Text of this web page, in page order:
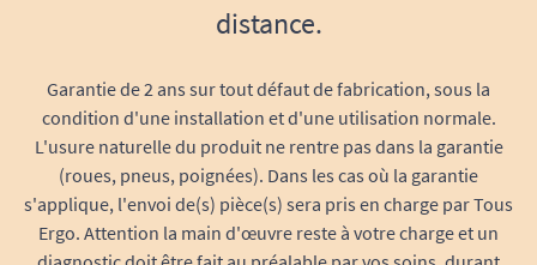
distance.
Garantie de 2 ans sur tout défaut de fabrication, sous la
condition d'une installation et d'une utilisation normale.
L'usure naturelle du produit ne rentre pas dans la garantie
(roues, pneus, poignées). Dans les cas où la garantie
s'applique, l'envoi de(s) pièce(s) sera pris en charge par Tous
Ergo. Attention la main d'œuvre reste à votre charge et un